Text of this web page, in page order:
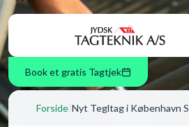
Book et gratis Tagtjek
Forside Nyt Tegltag i København S